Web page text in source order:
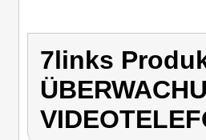
7links